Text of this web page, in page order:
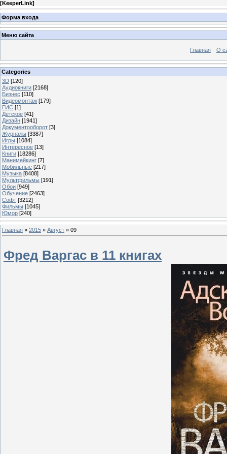
[KeeperLink]
Форма входа
Меню сайта
Главная О
Categories
3D [120]
Аудиокниги [2168]
Бизнес [110]
Видеомонтаж [179]
ГИС [1]
Детское [41]
Дизайн [1941]
Документооборот [3]
Журналы [3387]
Игры [1084]
Интересное [13]
Книги [18286]
Манимейкинг [7]
Мобильные [217]
Музыка [8408]
Мультфильмы [191]
Обои [949]
Обучение [2463]
Софт [3212]
Фильмы [1045]
Юмор [240]
Главная » 2015 » Август » 09
Фред Варгас в 11 книгах